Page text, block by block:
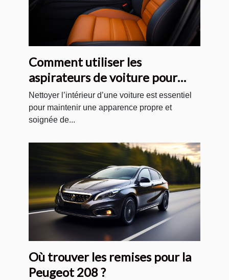
Comment utiliser les
aspirateurs de voiture pour
nettoyer correctement les
sièges, les tapis et les sols de
votre voiture ?
Nettoyer l’intérieur d’une voiture est essentiel
pour maintenir une apparence propre et
soignée de...
Où trouver les remises pour la
Peugeot 208 ?